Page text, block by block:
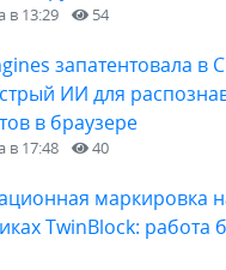
в 13:29 54
запатентовала в
ИИ для
в браузере
в 17:48 40
маркировка
TwinBlock: работа